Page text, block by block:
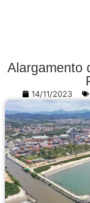
Alargamento
14/11/2023